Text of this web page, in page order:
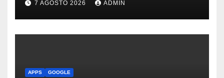
7 AGOSTO 2026 ADMIN
APPS GOOGLE